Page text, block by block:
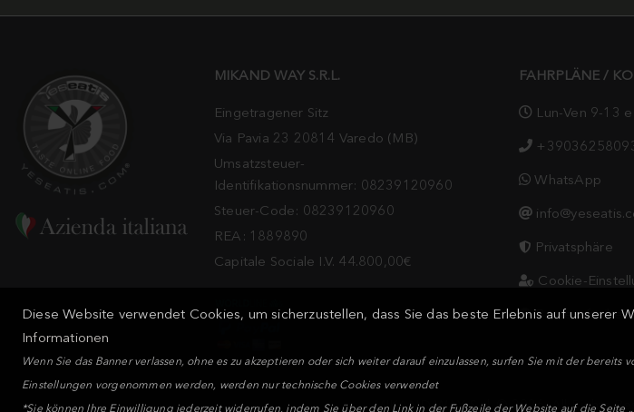
MIKAND WAY S.R.L.
Eingetragener Sitz
Via Pavia 23 20814 Varedo (MB)
Umsatzsteuer-
Identifikationsnummer: 08239120960
Steuer-Code: 08239120960
REA: 1889890
Capitale Sociale I.V. 44.800,00€
FAHRPLÄNE /
Lun-Ven 9-13
WhatsApp
Privatsphäre
Cookie-
Barrierefreiheit
MIKAND WAY S.r.l. © 2026. All Rights
Diese Website verwendet Cookies, um sicherzustellen, dass Sie das beste Erlebnis auf unserer
Informationen
Wenn Sie das Banner verlassen, ohne es zu akzeptieren oder sich weiter darauf einzulassen, surfen Sie mit der
Einstellungen vorgenommen werden, werden nur technische Cookies verwendet
*Sie können Ihre Einwilligung jederzeit widerrufen, indem Sie über den Link in der Fußzeile der Website auf die Seite